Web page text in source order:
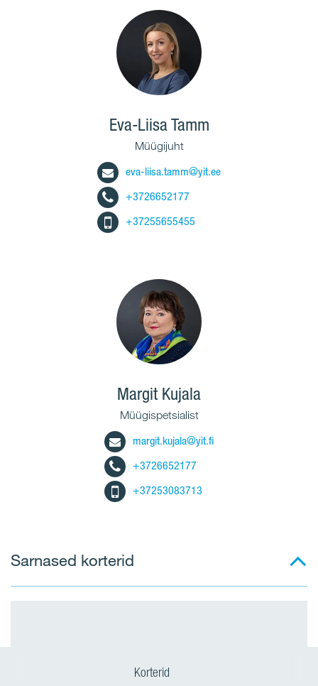
Eva-Liisa Tamm
Müügijuht
eva-liisa.tamm@yit.ee
+3726652177
+37255655455
Margit Kujala
Müügispetsialist
margit.kujala@yit.fi
+3726652177
+37253083713
Sarnased korterid
Korterid